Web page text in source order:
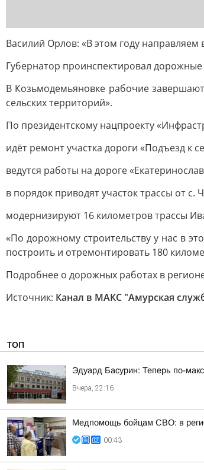
Василий Орлов: «В этом году
Губернатор проинспектировал
В Козьмодемьяновке рабочие
сельских территорий».
По президентскому нацпроекту
идёт ремонт участка дороги «Подъезд к
ведутся работы на дороге
в порядок приводят участок трассы от с.
модернизируют 16 километров трассы
«По дорожному строительству у нас в
построить и отремонтировать 180
Подробнее о дорожных работах в
Источник: Канал в МАКС "Амурская
ТОП
Эдуард Басурин: Теперь по-
Вчера, 22:16
Медпомощь бойцам СВО: в
00:43